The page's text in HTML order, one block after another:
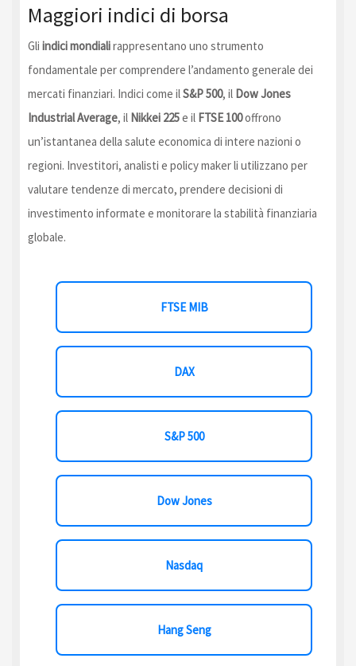
Maggiori indici di borsa
Gli indici mondialirappresentano uno strumento
fondamentale per comprendere l’andamento generale dei
mercati finanziari. Indici come ilS&P 500, il Dow Jones
Industrial Average, il Nikkei 225e il FTSE 100offrono
un’istantanea della salute economica di intere nazioni o
regioni. Investitori, analisti e policy maker li utilizzano per
valutare tendenze di mercato, prendere decisioni di
investimento informate e monitorare la stabilità finanziaria
globale.
FTSE MIB
DAX
S&P 500
Dow Jones
Nasdaq
Hang Seng